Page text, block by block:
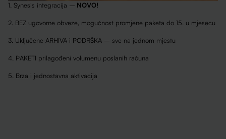
1. Synesis integracija – NOVO!
2. BEZ ugovorne obveze, mogućnost promjene paketa do 15. u mjesecu
3. Uključene ARHIVA i PODRŠKA – sve na jednom mjestu
4. PAKETI prilagođeni volumenu poslanih računa
5. Brza i jednostavna aktivacija